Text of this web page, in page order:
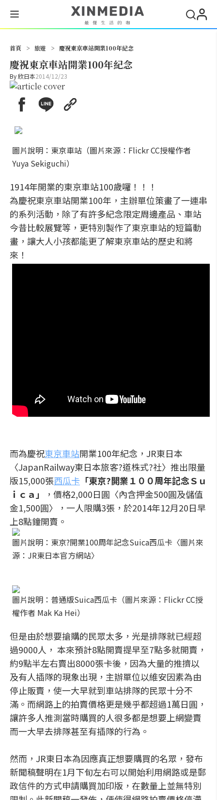
首頁 > 旅遊 > 慶祝東京車站開業100年紀念
慶祝東京車站開業100年紀念
By欣日本2014/12/23
圖片說明：東京車站（圖片來源：Flickr CC授權作者
Yuya Sekiguchi）
1914年開業的東京車站100歲囉！！！
為慶祝東京車站開業100年，主辦單位策畫了一連串
的系列活動，除了有許多紀念限定周邊產品、車站
今昔比較展覽等，更特別製作了東京車站的短篇動
畫，讓大人小孩都能更了解東京車站的歷史和將
來！
而為慶祝東京車站開業100年紀念，JR東日本
〈JapanRailway東日本旅客?道株式?社〉推出限量
版15,000張西瓜卡 「東京?開業１００周年記念Ｓｕ
ｉｃａ」
，價格2,000日圓〈內含押金500圓及儲值
金1,500圓〉，一人限購3張，於2014年12月20日早
上8點鐘開賣。
圖片說明：東京?開業100周年記念Suica西瓜卡〈圖片來
源：JR東日本官方網站〉
圖片說明：普通版Suica西瓜卡（圖片來源：Flickr CC授
權作者 Mak Ka Hei）
但是由於想要搶購的民眾太多，光是排隊就已經超
過9000人， 本來預計8點開賣提早至7點多就開賣，
約9點半左右賣出8000張卡後，因為大量的推擠以
及有人插隊的現象出現，主辦單位以維安因素為由
停止販賣，使一大早就到車站排隊的民眾十分不
滿。而網路上的拍賣價格更是幾乎都超過1萬日圓，
讓許多人推測當時購買的人很多都是想要上網變賣
而一大早去排隊甚至有插隊的行為。
然而，JR東日本為因應真正想要購買的名眾，發布
新聞稿聲明在1月下旬左右可以開始利用網路或是郵
政信件的方式申請購買加印版，在數量上並無特別